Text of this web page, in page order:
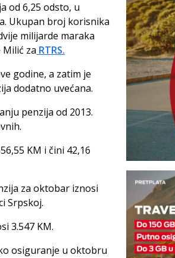
od 6,25 odsto, u
Ukupan broj korisnika
milijarde maraka
za RTRS.
godine, a zatim je
dodatno uvećana.
penzija od 2013.
KM i čini 42,16
za oktobar iznosi
Srpskoj.
3.547 KM.
osiguranje u oktobru